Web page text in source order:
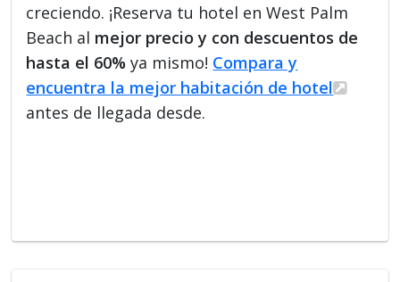
creciendo. ¡Reserva tu hotel en West Palm
Beach al mejor precio y con descuentos de
hasta el 60% ya mismo! Compara y
encuentra la mejor habitación de hotel
antes de llegada desde.